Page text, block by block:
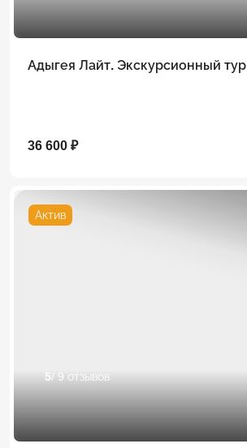
Адыгея Лайт. Экскурсионный тур
36 600 ₽
Актив
5/ 9 отзывов